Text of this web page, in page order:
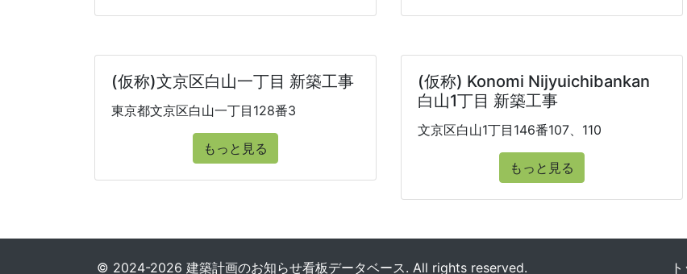
(仮称)文京区白山一丁目 新築工事
東京都文京区白山一丁目128番3
もっと見る
(仮称) Konomi Nijyuichibankan
白山1丁目 新築工事
文京区白山1丁目146番107、110
もっと見る
© 2024-2026 建築計画のお知らせ看板データベース. All rights reserved.